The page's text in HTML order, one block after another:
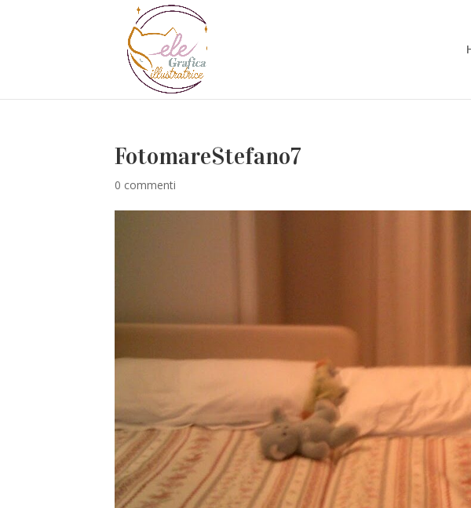
FotomareStefano7
0 commenti